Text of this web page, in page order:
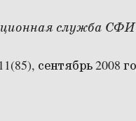
служба СФИ
сентябрь 2008